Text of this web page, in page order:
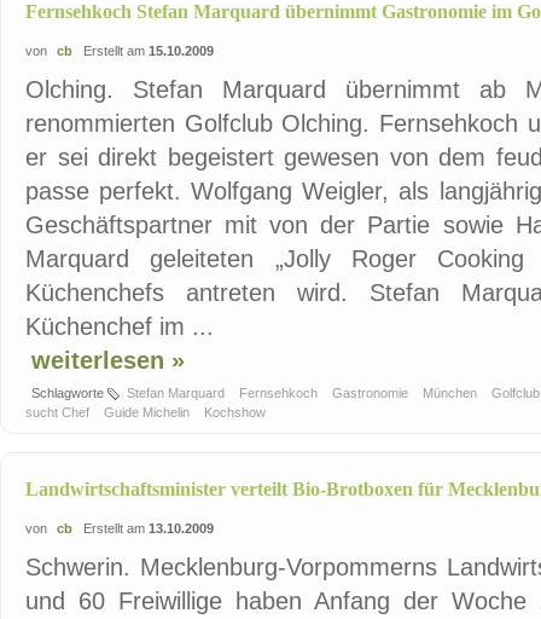
Fernsehkoch Stefan Marquard übernimmt Gastronomie im
von cb Erstellt am 15.10.2009
Olching. Stefan Marquard übernimmt ab
renommierten Golfclub Olching. Fernsehkoch
er sei direkt begeistert gewesen von dem
passe perfekt. Wolfgang Weigler, als
Geschäftspartner mit von der Partie sowie
Marquard geleiteten „Jolly Roger
Küchenchefs antreten wird. Stefan
Küchenchef im ...
weiterlesen »
Schlagworte Stefan Marquard Fernsehkoch Gastronomie München
sucht Chef
Guide Michelin Kochshow
Landwirtschaftsminister verteilt Bio-Brotboxen für
von cb Erstellt am 13.10.2009
Schwerin. Mecklenburg-Vorpommerns
und 60 Freiwillige haben Anfang der